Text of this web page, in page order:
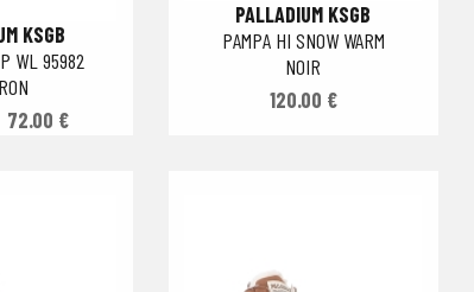
KSGB
WL 95982
72.00 €
PALLADIUM KSGB
PAMPA HI SNOW WARM
NOIR
120.00 €